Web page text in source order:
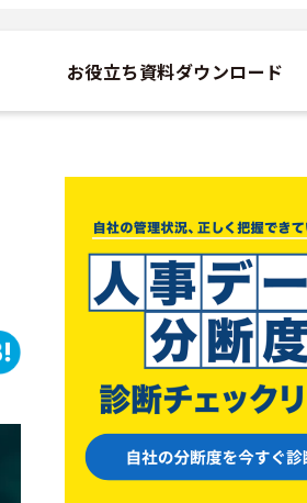
お役立ち資料ダウンロード